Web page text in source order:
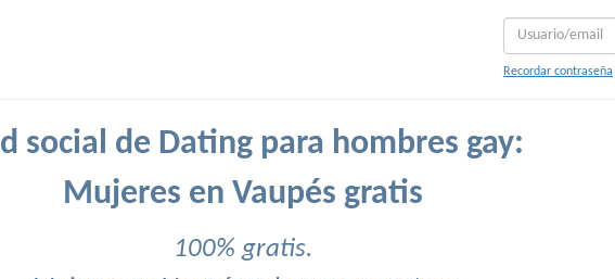
Recordar contraseña
social de Dating para hombres gay:
Mujeres en Vaupés gratis
100% gratis.